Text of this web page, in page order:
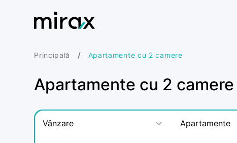
Principală Apartamente cu 2 camere
Apartamente cu 2 camere
Vânzare Apartamente